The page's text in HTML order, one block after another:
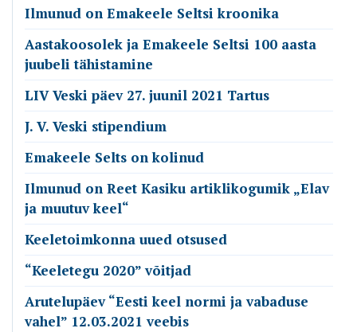
Ilmunud on Emakeele Seltsi kroonika
Aastakoosolek ja Emakeele Seltsi 100 aasta
juubeli tähistamine
LIV Veski päev 27. juunil 2021 Tartus
J. V. Veski stipendium
Emakeele Selts on kolinud
Ilmunud on Reet Kasiku artiklikogumik „Elav
ja muutuv keel“
Keeletoimkonna uued otsused
“Keeletegu 2020” võitjad
Arutelupäev “Eesti keel normi ja vabaduse
vahel” 12.03.2021 veebis